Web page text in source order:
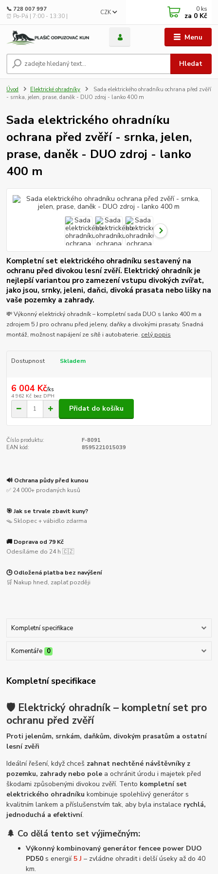
Menu
CZK
Hledat
📞 728 007 997
⏰ Po-Pá | 7:00 - 13:30 |
0 ks
za 0 Kč
Úvod Elektrické ohradníky
Sada elektrického ohradníku ochrana před zvěří
- srnka, jelen, prase, daněk - DUO zdroj - lanko 400 m
Sada elektrického ohradníku
ochrana před zvěří - srnka, jelen,
prase, daněk - DUO zdroj - lanko
400 m
Kompletní set elektrického ohradníku sestavený na
ochranu před divokou lesní zvěří. Elektrický ohradník je
nejlepší variantou pro zamezení vstupu divokých zvířat,
jako jsou, srnky, jeleni, daňci, divoká prasata nebo lišky na
vaše pozemky a zahrady.
💸 Výkonný elektrický ohradník – kompletní sada DUO s lanko 400 m a
zdrojem 5 J pro ochranu před jeleny, daňky a divokými prasaty. Snadná
montáž, možnost napájení ze sítě i autobaterie. celý popis
Dostupnost Skladem
6 004 Kč/ks
4 962 Kč bez DPH
Přidat do košíku
Číslo produktu:
F-8091
EAN kód:
8595221015039
🔊 Ochrana půdy před kunou
✅ 24 000+ prodaných kusů
🎯 Jak se trvale zbavit kuny?
🪤 Sklopec + vábidlo zdarma
🚚 Doprava od 79 Kč
Odesíláme do 24 h 🇨🇿
🕒 Odložená platba bez navýšení
🛒 Nakup hned, zaplať později
Kompletní specifikace
Komentáře 0
Kompletní specifikace
🛡️ Elektrický ohradník – kompletní set pro
ochranu před zvěří
Proti jelenům, srnkám, daňkům, divokým prasatům a ostatní
lesní zvěři
Ideální řešení, když chceš zahnat nechtěné návštěvníky z
pozemku, zahrady nebo pole a ochránit úrodu i majetek před
škodami způsobenými divokou zvěří. Tento kompletní set
elektrického ohradníku kombinuje spolehlivý generátor s
kvalitním lankem a příslušenstvím tak, aby byla instalace rychlá,
jednoduchá a efektivní.
🌲 Co dělá tento set výjimečným:
Výkonný kombinovaný generátor fencee power DUO
PD50 s energií5 J– zvládne ohradit i delší úseky až do 40
km.